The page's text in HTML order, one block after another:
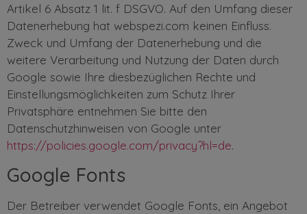
Artikel 6 Absatz 1 lit. f DSGVO. Auf den Umfang dieser
Datenerhebung hat webspezi.com keinen Einfluss.
Zweck und Umfang der Datenerhebung und die
weitere Verarbeitung und Nutzung der Daten durch
Google sowie Ihre diesbezüglichen Rechte und
Einstellungsmöglichkeiten zum Schutz Ihrer
Privatsphäre entnehmen Sie bitte den
Datenschutzhinweisen von Google unter
https://policies.google.com/privacy?hl=de.
Google Fonts
Der Betreiber verwendet Google Fonts, ein Angebot